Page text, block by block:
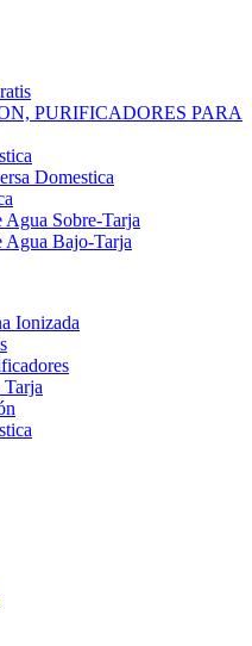
PURIFICADORES PARA
Domestica
Sobre-Tarja
Agua Bajo-Tarja
Ionizada